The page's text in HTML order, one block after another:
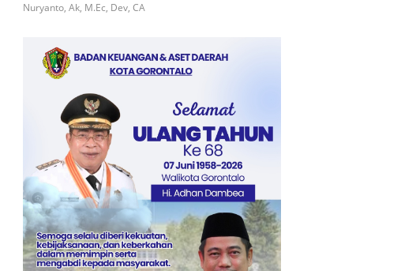
Nuryanto, Ak, M.Ec, Dev, CA